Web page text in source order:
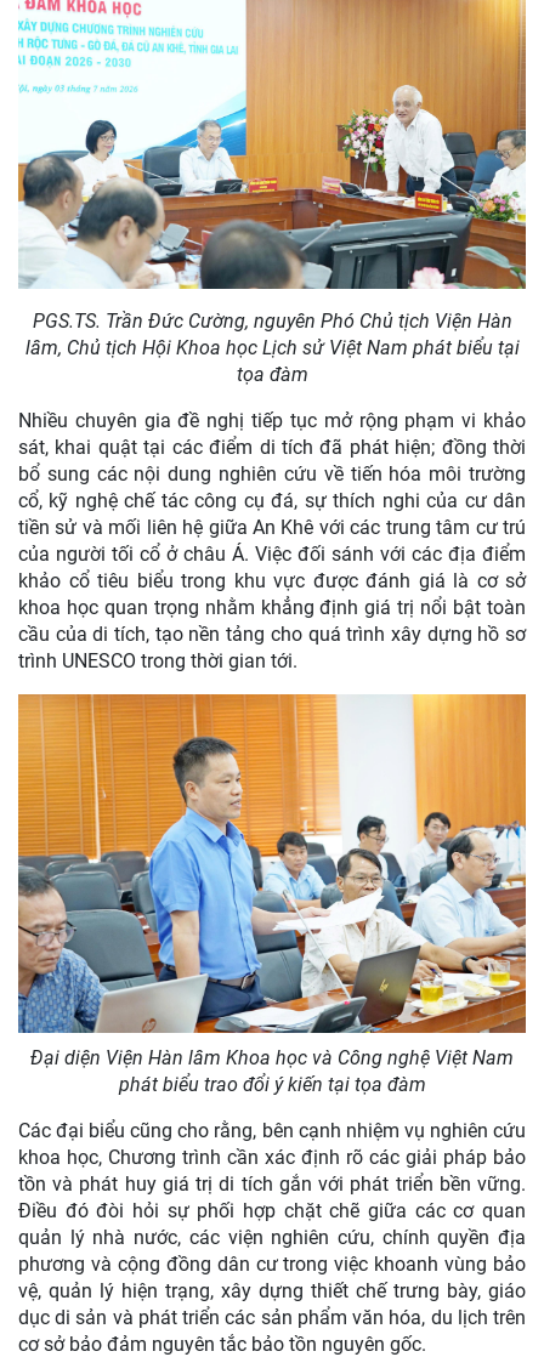
PGS.TS. Trần Đức Cường, nguyên Phó Chủ tịch Viện Hàn
lâm, Chủ tịch Hội Khoa học Lịch sử Việt Nam phát biểu tại
tọa đàm
Nhiều chuyên gia đề nghị tiếp tục mở rộng phạm vi khảo
sát, khai quật tại các điểm di tích đã phát hiện; đồng thời
bổ sung các nội dung nghiên cứu về tiến hóa môi trường
cổ, kỹ nghệ chế tác công cụ đá, sự thích nghi của cư dân
tiền sử và mối liên hệ giữa An Khê với các trung tâm cư trú
của người tối cổ ở châu Á. Việc đối sánh với các địa điểm
khảo cổ tiêu biểu trong khu vực được đánh giá là cơ sở
khoa học quan trọng nhằm khẳng định giá trị nổi bật toàn
cầu của di tích, tạo nền tảng cho quá trình xây dựng hồ sơ
trình UNESCO trong thời gian tới.
Đại diện Viện Hàn lâm Khoa học và Công nghệ Việt Nam
phát biểu trao đổi ý kiến tại tọa đàm
Các đại biểu cũng cho rằng, bên cạnh nhiệm vụ nghiên cứu
khoa học, Chương trình cần xác định rõ các giải pháp bảo
tồn và phát huy giá trị di tích gắn với phát triển bền vững.
Điều đó đòi hỏi sự phối hợp chặt chẽ giữa các cơ quan
quản lý nhà nước, các viện nghiên cứu, chính quyền địa
phương và cộng đồng dân cư trong việc khoanh vùng bảo
vệ, quản lý hiện trạng, xây dựng thiết chế trưng bày, giáo
dục di sản và phát triển các sản phẩm văn hóa, du lịch trên
cơ sở bảo đảm nguyên tắc bảo tồn nguyên gốc.